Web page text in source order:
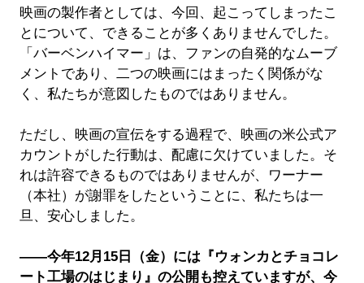
映画の製作者としては、今回、起こってしまったこ
とについて、できることが多くありませんでした。
「バーベンハイマー」は、ファンの自発的なムーブ
メントであり、二つの映画にはまったく関係がな
く、私たちが意図したものではありません。
ただし、映画の宣伝をする過程で、映画の米公式ア
カウントがした行動は、配慮に欠けていました。そ
れは許容できるものではありませんが、ワーナー
（本社）が謝罪をしたということに、私たちは一
旦、安心しました。
――今年12月15日（金）には『ウォンカとチョコレ
ート工場のはじまり』の公開も控えていますが、今